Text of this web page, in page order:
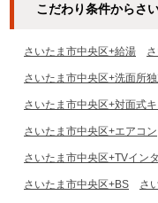
こだわり条件からさ
さいたま市中央区+給湯
さいたま市中央区+洗面所
さいたま市中央区+対面式
さいたま市中央区+エアコン
さいたま市中央区+TVイン
さいたま市中央区+BS さ